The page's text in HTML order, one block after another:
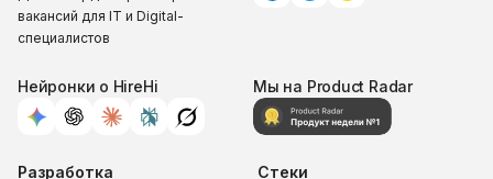
вакансий для IT и Digital-
специалистов
Нейронки о HireHi Мы на Product Radar
Разработка Стеки